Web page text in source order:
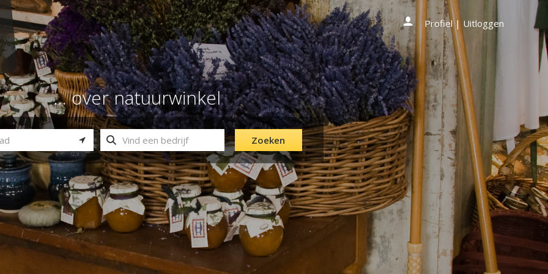
Profiel |Uitloggen
... over natuurwinkel
Zoeken